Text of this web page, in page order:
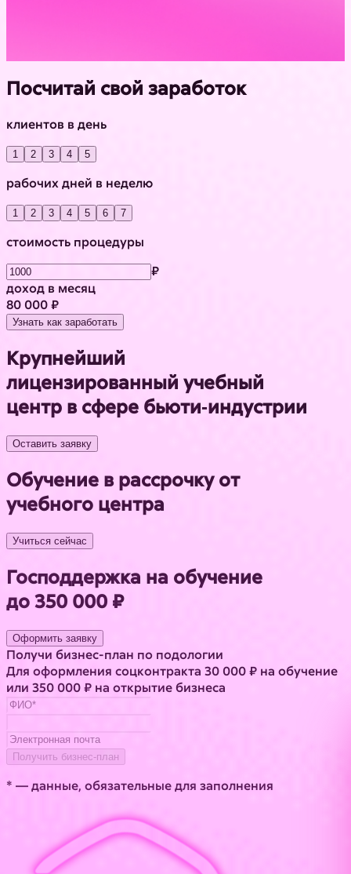
Посчитай свой заработок
клиентов в день
1 2 3 4 5
рабочих дней в неделю
1 2 3 4 5 6 7
стоимость процедуры
₽
доход в месяц
80 000 ₽
Узнать как заработать
Крупнейший
лицензированный учебный
центр в сфере бьюти‑индустрии
Оставить заявку
Обучение в рассрочку от
учебного центра
Учиться сейчас
Господдержка на обучение
до 350 000 ₽
Оформить заявку
Получи бизнес-план по подологии
Для оформления соцконтракта 30 000 ₽ на обучение
или 350 000 ₽ на открытие бизнеса
Получить бизнес-план
* — данные, обязательные для заполнения